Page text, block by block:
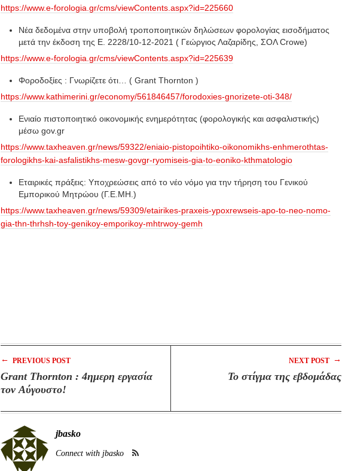
https://www.e-forologia.gr/cms/viewContents.aspx?id=225660
Νέα δεδοµένα στην υποβολή τροποποιητικών δηλώσεων φορολογίας εισοδήµατος
µετά την έκδοση της Ε. 2228/10-12-2021 ( Γεώργιος Λαζαρίδης, ΣΟΛ Crowe)
https://www.e-forologia.gr/cms/viewContents.aspx?id=225639
Φοροδοξίες : Γνωρίζετε ότι… ( Grant Thornton )
https://www.kathimerini.gr/economy/561846457/forodoxies-gnorizete-oti-348/
Ενιαίο πιστοποιητικό οικονομικής ενημερότητας (φορολογικής και ασφαλιστικής)
μέσω gov.gr
https://www.taxheaven.gr/news/59322/eniaio-pistopoihtiko-oikonomikhs-enhmerothtas-
forologikhs-kai-asfalistikhs-mesw-govgr-ryomiseis-gia-to-eoniko-kthmatologio
Εταιρικές πράξεις: Υποχρεώσεις από το νέο νόμο για την τήρηση του Γενικού
Εμπορικού Μητρώου (Γ.Ε.ΜΗ.)
https://www.taxheaven.gr/news/59309/etairikes-praxeis-ypoxrewseis-apo-to-neo-nomo-
gia-thn-thrhsh-toy-genikoy-emporikoy-mhtrwoy-gemh
← PREVIOUS POST
Grant Thornton : 4ημερη εργασία
τον Αύγουστο!
NEXT POST →
Το στίγμα της εβδομάδας
jbasko
Connect with jbasko